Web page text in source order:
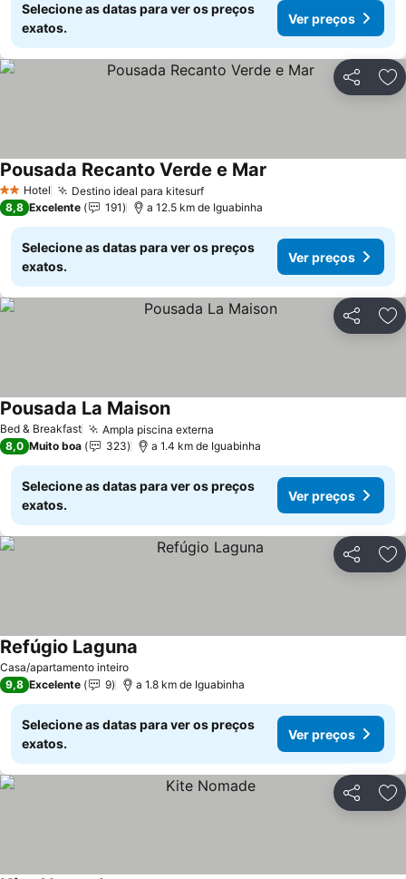
Selecione as datas para ver os preços
exatos.
Ver preços
Partilhar
2 Estrelas
Hotel Destino ideal para kitesurf
Pousada Recanto Verde e Mar
8,8 Excelente 191 a 12.5 km de Iguabinha
Selecione as datas para ver os preços
exatos.
Ver preços
Partilhar
Bed & Breakfast Ampla piscina externa
Pousada La Maison
8,0 Muito boa 323 a 1.4 km de Iguabinha
Selecione as datas para ver os preços
exatos.
Ver preços
Partilhar
Casa/apartamento inteiro
Refúgio Laguna
9,8 Excelente 9 a 1.8 km de Iguabinha
Selecione as datas para ver os preços
exatos.
Ver preços
Partilhar